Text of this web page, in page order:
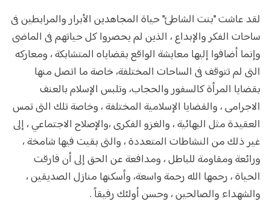
لقد عاشت "بنت الشاطئ" حياة المجاهدين الأبرار والمرابطين فى
ساحات الفكر والإبداع ، الذين لم يحصروا كل حياتهم فى الماضى
وإنما أضافوا إليها معايشة الواقع بقضاياه المتشابكة ، ومعاركه
التى لم تتوقف فى الساحات المختلفة، خاصة ما اتصل منها
بقضايا المرأة كالسفور والحجاب، وتلبس الإسلام بالعنف
الاجرامى ، والقضايا الإسلامية المختلفة ، وخاصة تلك التى تمس
العقيدة مثل البهائية ، والغزو الفكرى ،والإصلاح الاجتماعي ، إلى
غير ذلك من النشاطات المتعددة ، والتى بقيت فيها شامخة ،
ورائعة ومقاومة للباطل ، ومدافعة عن الحق إلى أن فارقت
الحياة ، رحمها الله رحمة واسعة، وأسكنها منازل الصديقين ،
والشهداء والصالحين ، وحسن أولئك رفيقاً .